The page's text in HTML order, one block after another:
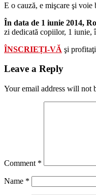
E o cauză, e mişcare şi
În data de 1 iunie 2014,
zi dedicată copiilor, 1 iunie,
ÎNSCRIEȚI-VĂ şi
Leave a Reply
Your email address will not
Comment *
Name *